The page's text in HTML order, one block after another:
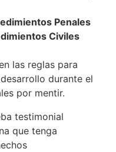
Penales
Civiles
las reglas para
durante el
por mentir.
testimonial
que tenga